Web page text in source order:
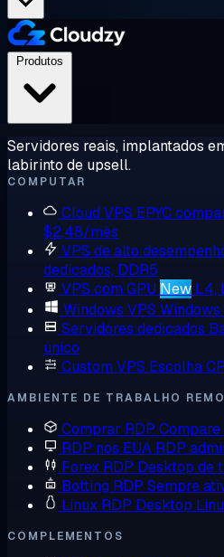
Servidores reais, implantados
labirinto de upsell.
COMPUTAR
Cloud VPS EPYC
$2,48/mês
VPS de alto
dedicados, DDR5
VPS com GPU New L4,
Windows VPS
Servidores dedicados
único
Custom VPS Escolha
AMBIENTE DE TRABALHO
Comprar RDP
RDP nos EUA RDP
Forex RDP Desktop de
Botting RDP Sempre
Linux RDP Desktop
COMPLEMENTOS